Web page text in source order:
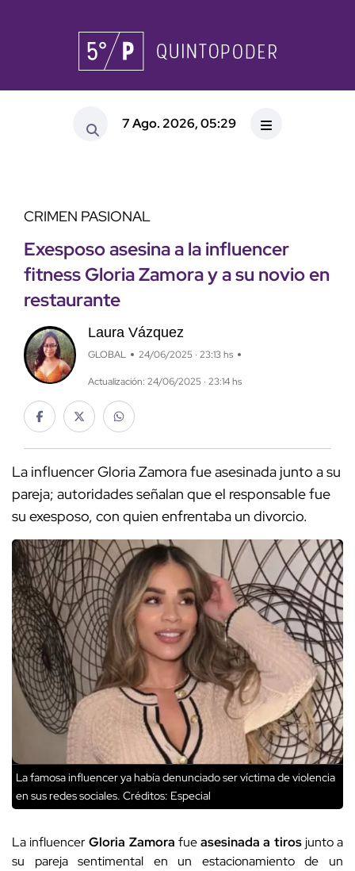
7 Ago. 2026, 05:29
CRIMEN PASIONAL
Exesposo asesina a la influencer
fitness Gloria Zamora y a su novio en
restaurante
Laura Vázquez
GLOBAL 24/06/2025 · 23:13 hs
Actualización: 24/06/2025 · 23:14 hs
La influencer Gloria Zamora fue asesinada junto a su
pareja; autoridades señalan que el responsable fue
su exesposo, con quien enfrentaba un divorcio.
La famosa influencer ya había denunciado ser víctima de violencia
en sus redes sociales. Créditos: Especial
La influencerGloria Zamora fueasesinada a tirosjunto a
su pareja sentimental en un estacionamiento de un